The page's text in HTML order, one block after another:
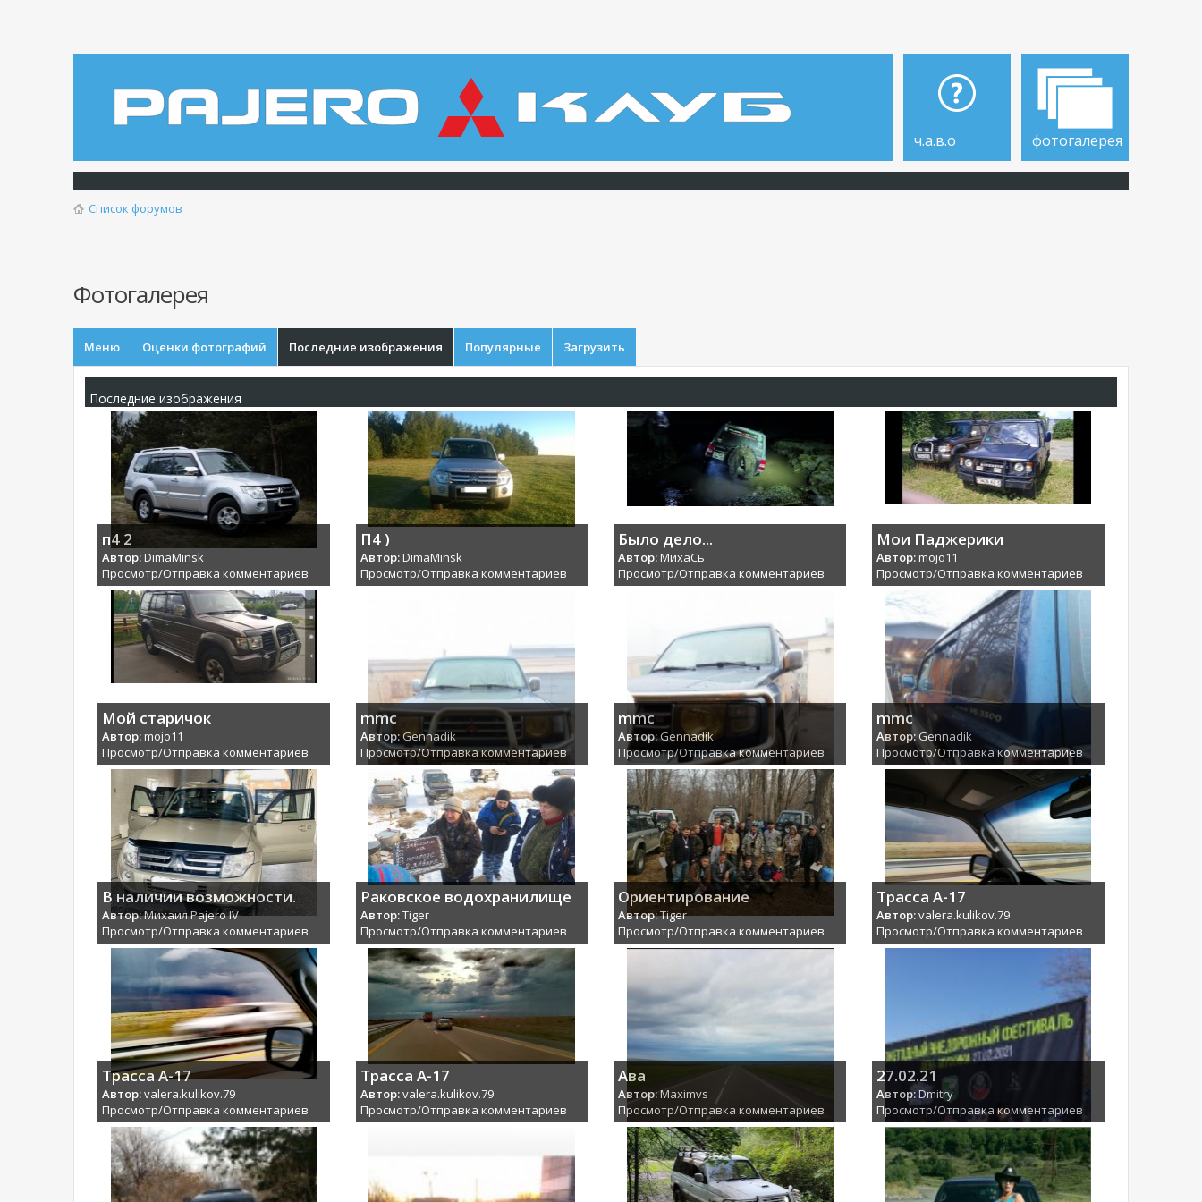
ч.а.в.о фотогалерея
Список форумов
Фотогалерея
Меню Оценки фотографий Последние изображения Популярные Загрузить
Последние изображения
п4 2
Автор:DimaMinsk
Просмотр/Отправка комментариев
П4 )
Автор:DimaMinsk
Просмотр/Отправка комментариев
Было дело...
Автор:МихаCь
Просмотр/Отправка комментариев
Мои Паджерики
Автор:mojo11
Просмотр/Отправка комментариев
Мой старичок
Автор:mojo11
Просмотр/Отправка комментариев
mmc
Автор:Gennadik
Просмотр/Отправка комментариев
mmc
Автор:Gennadik
Просмотр/Отправка комментариев
mmc
Автор:Gennadik
Просмотр/Отправка комментариев
В наличии возможности.
Автор:Михаил Pajero IV
Просмотр/Отправка комментариев
Раковское водохранилище
Автор:Tiger
Просмотр/Отправка комментариев
Ориентирование
Автор:Tiger
Просмотр/Отправка комментариев
Трасса А-17
Автор:valera.kulikov.79
Просмотр/Отправка комментариев
Трасса А-17
Автор:valera.kulikov.79
Просмотр/Отправка комментариев
Трасса А-17
Автор:valera.kulikov.79
Просмотр/Отправка комментариев
Ава
Автор:Maximvs
Просмотр/Отправка комментариев
27.02.21
Автор:Dmitry
Просмотр/Отправка комментариев